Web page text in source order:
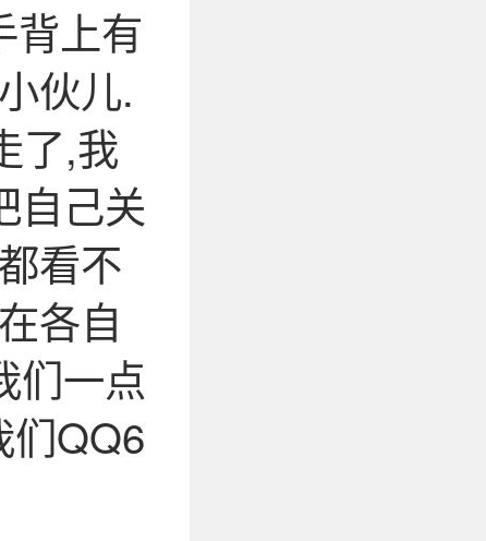
背上有
伙儿.
了,我
自己关
看不
各自
们一点
QQ6